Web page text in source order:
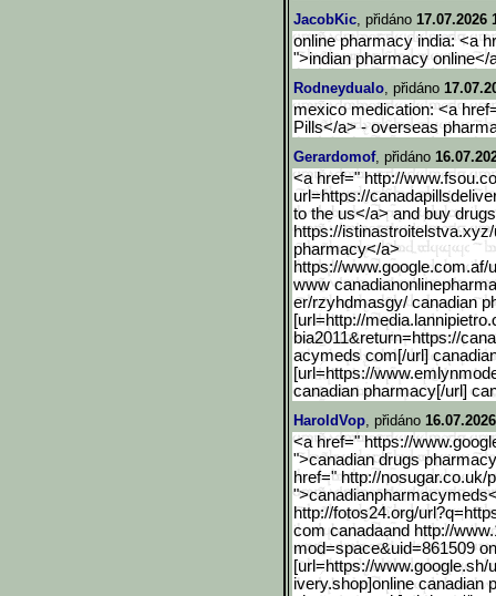
JacobKic, přidáno 17.07.2026
online pharmacy india: <a
">indian pharmacy
Rodneydualo, přidáno
mexico medication: <a
Pills</a> - overseas
Gerardomof, přidáno
<a href=" http://
url=https://canadapil
to the us</a> and buy
https://istinastroitelstva.xyz
pharmacy</a>
https://www.google.com.af/
www
er/rzyhdmasgy/ canadian
[url=http://media.lannipi
bia2011&return=https://
acymeds com[/url]
[url=https://
canadian pharmacy[/url]
HaroldVop, přidáno
<a href=" https://
">canadian drugs
href=" http://nosugar.co.uk/
http://fotos24.org/url?q=
com canadaand http://
mod=space&uid=861509
[url=https://www.google.sh/
ivery.shop]online canadian